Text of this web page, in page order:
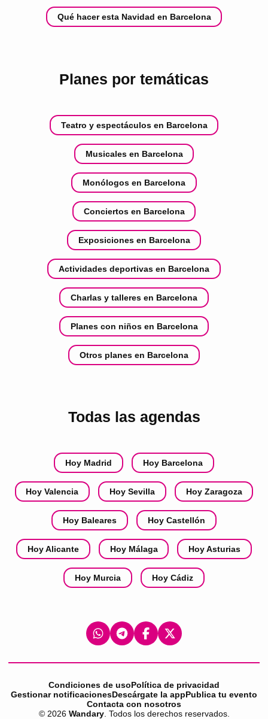
Qué hacer esta Navidad en Barcelona
Planes por temáticas
Teatro y espectáculos en Barcelona
Musicales en Barcelona
Monólogos en Barcelona
Conciertos en Barcelona
Exposiciones en Barcelona
Actividades deportivas en Barcelona
Charlas y talleres en Barcelona
Planes con niños en Barcelona
Otros planes en Barcelona
Todas las agendas
Hoy Madrid Hoy Barcelona
Hoy Valencia Hoy Sevilla Hoy Zaragoza
Hoy Baleares Hoy Castellón
Hoy Alicante Hoy Málaga Hoy Asturias
Hoy Murcia Hoy Cádiz
Condiciones de usoPolítica de privacidad
Gestionar notificacionesDescárgate la appPublica tu evento
Contacta con nosotros
© 2026 Wandary. Todos los derechos reservados.